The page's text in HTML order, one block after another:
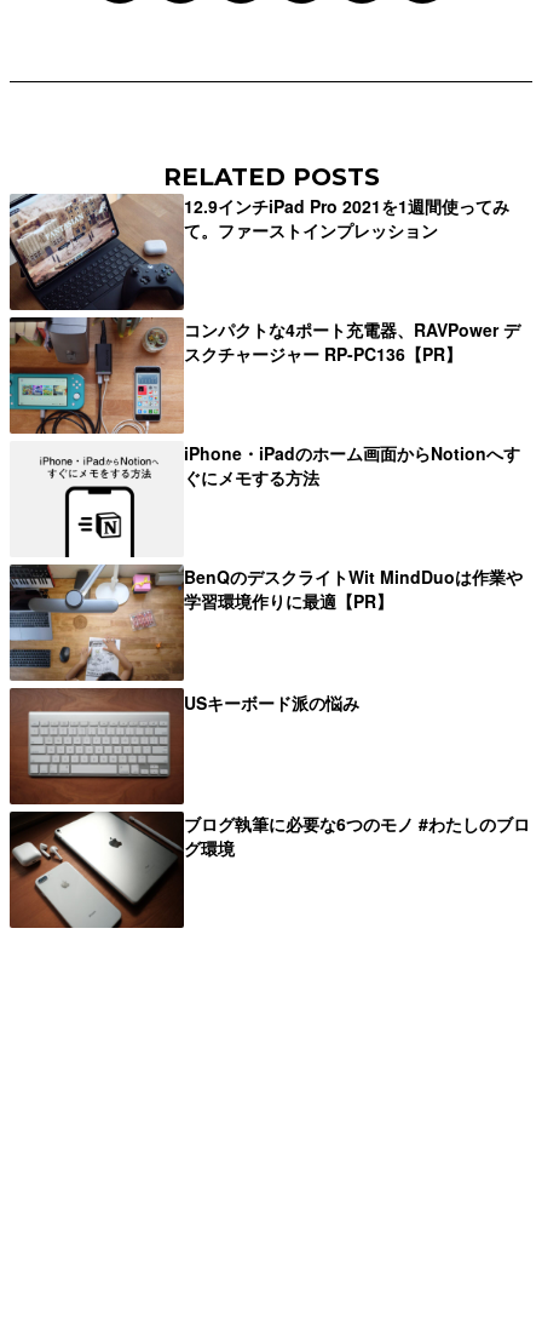
RELATED POSTS
12.9インチiPad Pro 2021を1週間使ってみ
て。ファーストインプレッション
コンパクトな4ポート充電器、RAVPower デ
スクチャージャー RP-PC136【PR】
iPhone・iPadのホーム画面からNotionへす
ぐにメモする方法
BenQのデスクライトWit MindDuoは作業や
学習環境作りに最適【PR】
USキーボード派の悩み
ブログ執筆に必要な6つのモノ #わたしのブロ
グ環境